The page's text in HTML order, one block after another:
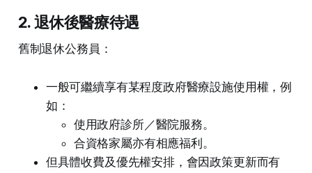
2. 退休後醫療待遇
舊制退休公務員：
一般可繼續享有某程度政府醫療設施使用權，例
如：
使用政府診所／醫院服務。
合資格家屬亦有相應福利。
但具體收費及優先權安排，會因政策更新而有